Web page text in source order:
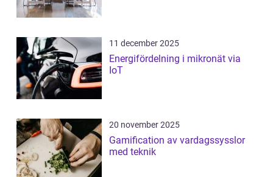
11 december 2025
Energifördelning i mikronät via
IoT
20 november 2025
Gamification av vardagssysslor
med teknik